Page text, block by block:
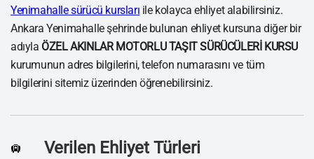
Yenimahalle sürücü kursları ile kolayca ehliyet alabilirsiniz.
Ankara Yenimahalle şehrinde bulunan ehliyet kursuna diğer bir
adıyla ÖZEL AKINLAR MOTORLU TAŞIT SÜRÜCÜLERİ KURSU
kurumunun adres bilgilerini, telefon numarasını ve tüm
bilgilerini sitemiz üzerinden öğrenebilirsiniz.
🛄 Verilen Ehliyet Türleri